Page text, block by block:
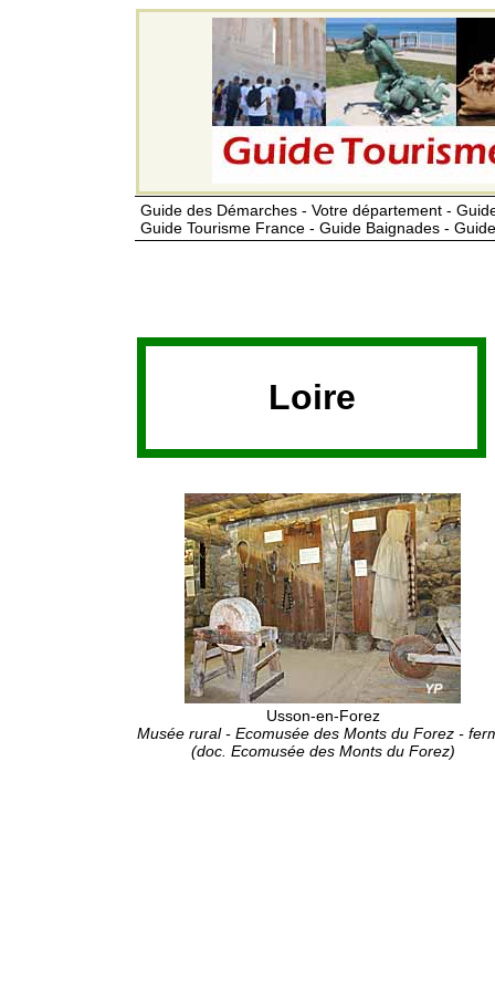
Guide des Démarches - Votre département -
Guide Tourisme France - Guide Baignades -
Loire
Usson-en-Forez
Musée rural - Ecomusée des Monts du Forez -
(doc. Ecomusée des Monts du Forez)